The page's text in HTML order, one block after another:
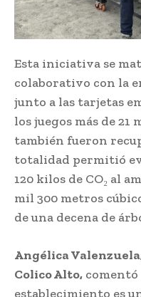
Esta iniciativa se
colaborativo con la
junto a las tarjetas
los juegos más de 21
también fueron
totalidad permitió
120 kilos de CO₂ al
mil 300 metros
de una decena de
Angélica
Colico Alto, comentó
establecimiento es